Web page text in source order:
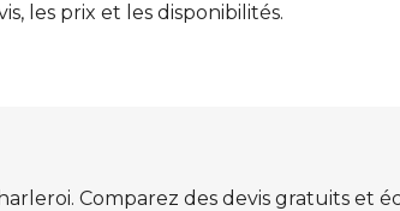
les prix et les disponibilités.
Comparez des devis gratuits et